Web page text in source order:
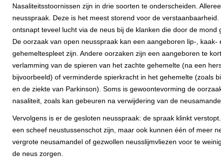
Nasaliteitsstoornissen zijn in drie soorten te onderscheiden.
neusspraak. Deze is het meest storend voor de
ontsnapt teveel lucht via de neus bij de klanken die door de mond
De oorzaak van open neusspraak kan een aangeboren lip-, kaak-
gehemeltespleet zijn. Andere oorzaken zijn een aangeboren te
verlamming van de spieren van het zachte gehemelte (na een
bijvoorbeeld) of verminderde spierkracht in het gehemelte (zoals
en de ziekte van Parkinson). Soms is gewoontevorming de
nasaliteit, zoals kan gebeuren na verwijdering van de
Vervolgens is er de gesloten neusspraak: de spraak klinkt
een scheef neustussenschot zijn, maar ook kunnen één of meer
vergrote neusamandel of gezwollen neusslijmvliezen voor te
de neus zorgen.